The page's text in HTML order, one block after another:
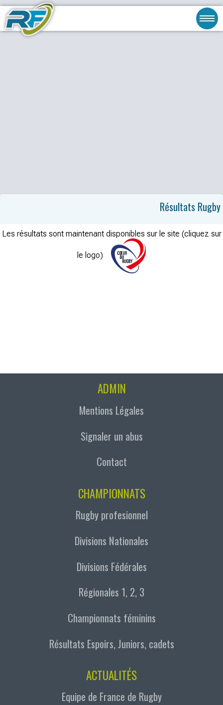
Résultats Rugby
Les résultats sont maintenant disponibles sur le site (cliquez sur
le logo)
ADMIN
Mentions Légales
Signaler un abus
Contact
CHAMPIONNATS
Rugby profesionnel
Divisions Nationales
Divisions Fédérales
Régionales 1, 2, 3
Championnats féminins
Résultats Espoirs, Juniors, cadets
ACTUALITÉS
Equipe de France de Rugby